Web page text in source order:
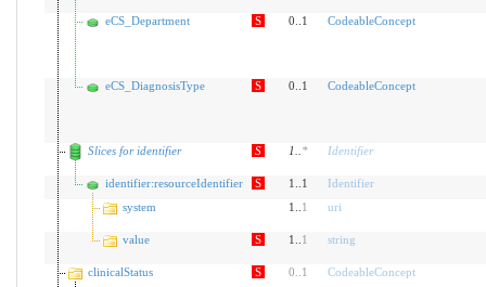
eCS_Department S 0..1 CodeableConcept
eCS_DiagnosisType S 0..1 CodeableConcept
Slices for identifier S 1 * Identifier
identifier:resourceIdentifier S 1..1
Identifier
system
1.. 1 uri
value S 1.. 1 string
clinicalStatus S 0 1
CodeableConcept